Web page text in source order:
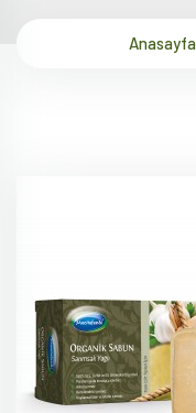
Anasayfa